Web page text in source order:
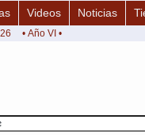
Videos Noticias
• Año VI •